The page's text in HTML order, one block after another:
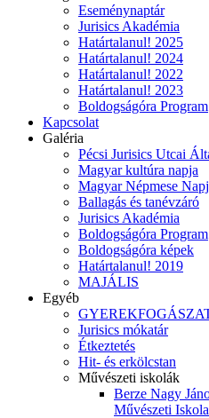
Eseménynaptár
Jurisics Akadémia
Határtalanul! 2025
Határtalanul! 2024
Határtalanul! 2022
Határtalanul! 2023
Boldogságóra Program
Kapcsolat
Galéria
Pécsi Jurisics Utcai
Magyar kultúra napja
Magyar Népmese
Ballagás és tanévzáró
Jurisics Akadémia
Boldogságóra Program
Boldogságóra képek
Határtalanul! 2019
MAJÁLIS
Egyéb
Jurisics mókatár
Étkeztetés
Hit- és erkölcstan
Művészeti iskolák
Berze Nagy
Művészeti Iskola